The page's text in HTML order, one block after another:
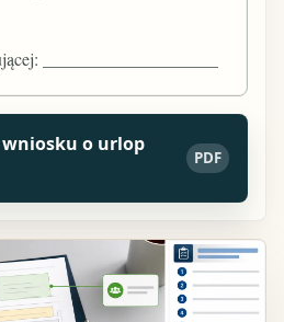
____________________
wniosku o urlop
PDF